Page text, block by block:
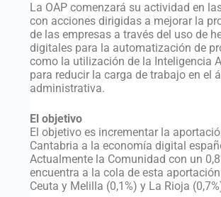
La OAP comenzará su actividad en
con acciones dirigidas a mejorar la
de las empresas a través del uso de
digitales para la automatización de
como la utilización de la Inteligencia
para reducir la carga de trabajo en el
administrativa.
El objetivo
El objetivo es incrementar la
Cantabria a la economía digital
Actualmente la Comunidad con un
encuentra a la cola de esta
Ceuta y Melilla (0,1%) y La Rioja